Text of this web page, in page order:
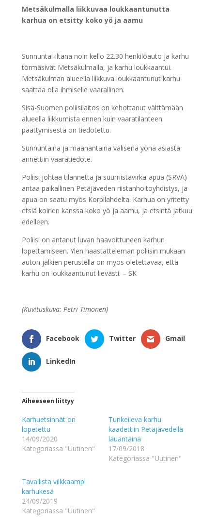
Metsäkulmalla liikkuvaa loukkaantunutta
karhua on etsitty koko yö ja aamu
Sunnuntai-iltana noin kello 22.30 henkilöauto ja karhu
törmäsivät Metsäkulmalla, ja karhu loukkaantui.
Metsäkulman alueella liikkuva loukkaantunut karhu
saattaa olla ihmiselle vaarallinen.
Sisä-Suomen poliisilaitos on kehottanut välttämään
alueella liikkumista ennen kuin vaaratilanteen
päättymisestä on tiedotettu.
Sunnuntaina ja maanantaina välisenä yönä asiasta
annettiin vaaratiedote.
Poliisi johtaa tilannetta ja suurriistavirka-apua (SRVA)
antaa paikallinen Petäjäveden riistanhoitoyhdistys, ja
apua on saatu myös Korpilahdelta. Karhua on yritetty
etsiä koirien kanssa koko yö ja aamu, ja etsintä jatkuu
edelleen.
Poliisi on antanut luvan haavoittuneen karhun
lopettamiseen. Ylen haastatteleman poliisin mukaan
auton jälkien perustella on myös oletettavaa, että
karhu on loukkaantunut lievästi. – SK
(Kuvituskuva: Petri Timonen)
Facebook Twitter Gmail
LinkedIn
Aiheeseen liittyy
Karhuetsinnät on
lopetettu
14/09/2020
Kategoriassa "Uutinen"
Tunkeileva karhu
kaadettiin Petäjävedellä
lauantaina
17/09/2018
Kategoriassa "Uutinen"
Tavallista vilkkaampi
karhukesä
24/09/2019
Kategoriassa "Uutinen"